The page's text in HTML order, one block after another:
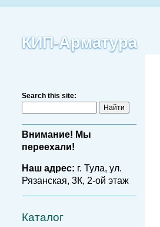
КИП-Арматура
Search this site:
Внимание! Мы
переехали!
Наш адрес: г. Тула, ул.
Рязанская, 3К, 2-ой этаж
Каталог